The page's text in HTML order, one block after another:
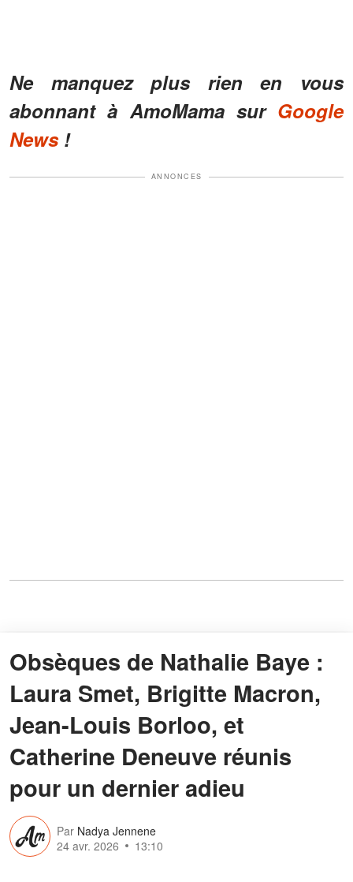
Ne manquez plus rien en vous
abonnant à AmoMama sur Google
News!
ANNONCES
Obsèques de Nathalie Baye :
Laura Smet, Brigitte Macron,
Jean-Louis Borloo, et
Catherine Deneuve réunis
pour un dernier adieu
Par Nadya Jennene
24 avr. 2026
13:10